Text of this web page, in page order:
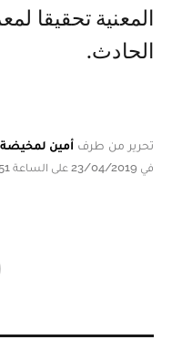
المعنية تحقيقا
الحادث.
تحرير من طرف أمين
في 23/04/2019 على الساعة 11:51